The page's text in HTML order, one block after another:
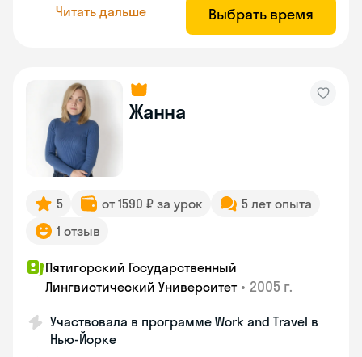
Читать дальше Выбрать время
Жанна
5 от 1590 ₽ за урок
5 лет опыта
1 отзыв
Пятигорский Государственный
Лингвистический Университет • 2005 г.
Участвовала в программе Work and Travel в
Нью-Йорке